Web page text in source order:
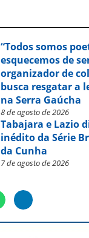
“Todos somos
esquecemos de
organizador de
busca resgatar a
na Serra Gaúcha
8 de agosto de 2026
Tabajara e Lazio
inédito da Série
da Cunha
7 de agosto de 2026